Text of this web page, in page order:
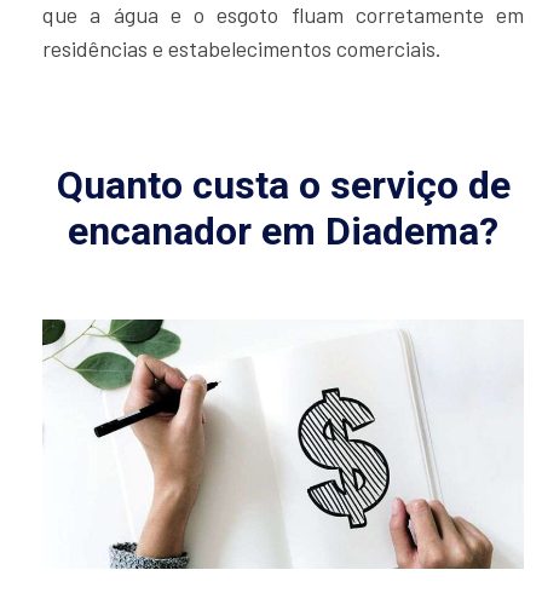
que a água e o esgoto fluam corretamente em
residências e estabelecimentos comerciais.
Quanto custa o serviço de
encanador em Diadema?